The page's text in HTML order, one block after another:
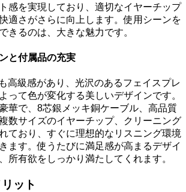
感を実現しており、適切なイヤーチップ
適さがさらに向上します。使用シーンを
きるのは、大きな魅力です。
と付属品の充実
高級感があり、光沢のあるフェイスプレ
って色が変化する美しいデザインです。
華で、8芯銀メッキ銅ケーブル、高品質
数サイズのイヤーチップ、クリーニング
ており、すぐに理想的なリスニング環境
ます。使うたびに満足感が高まるデザイ
所有欲をしっかり満たしてくれます。
ット